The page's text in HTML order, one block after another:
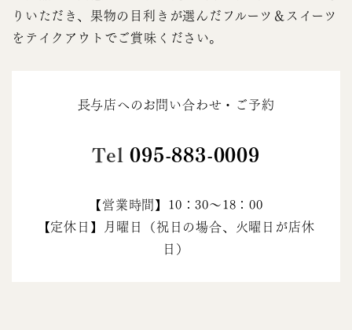
りいただき、果物の目利きが選んだフルーツ＆スイーツ
をテイクアウトでご賞味ください。
長与店へのお問い合わせ・ご予約
Tel095-883-0009
【営業時間】10：30～18：00
【定休日】月曜日 （祝日の場合、火曜日が店休
日）